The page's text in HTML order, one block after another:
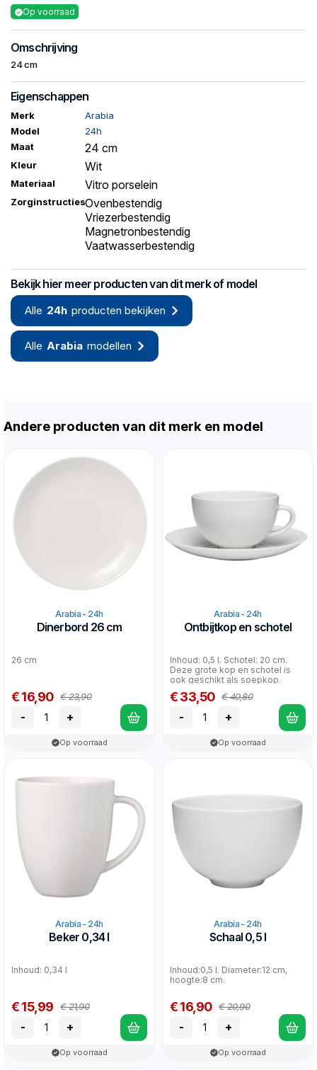
Op voorraad
Omschrijving
24 cm
Eigenschappen
Merk
Arabia
Model
24h
Maat
24 cm
Kleur Wit
Materiaal Vitro porselein
ZorginstructiesOvenbestendig
Vriezerbestendig
Magnetronbestendig
Vaatwasserbestendig
Bekijk hier meer producten van dit merk of model
Alle 24h producten bekijken
Alle Arabia modellen
Andere producten van dit merk en model
Arabia - 24h
Dinerbord 26 cm
26 cm
€ 16,90 € 23,90
- +
Op voorraad
Arabia - 24h
Ontbijtkop en schotel
Inhoud: 0,5 l. Schotel: 20 cm.
Deze grote kop en schotel is
ook geschikt als soepkop.
€ 33,50 € 40,80
- +
Op voorraad
Arabia - 24h
Beker 0,34 l
Inhoud: 0,34 l
€ 15,99 € 21,90
- +
Op voorraad
Arabia - 24h
Schaal 0,5 l
Inhoud:0,5 l. Diameter:12 cm,
hoogte:8 cm.
€ 16,90 € 20,90
- +
Op voorraad